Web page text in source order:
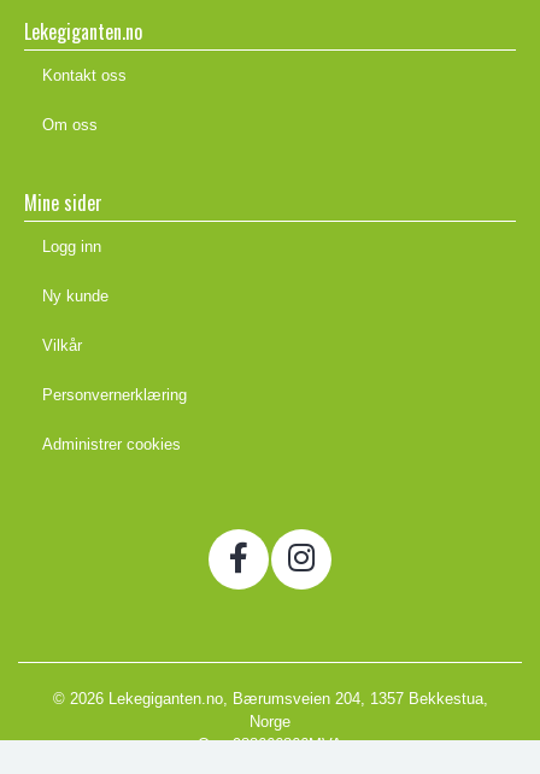
Lekegiganten.no
Kontakt oss
Om oss
Mine sider
Logg inn
Ny kunde
Vilkår
Personvernerklæring
Administrer cookies
© 2026 Lekegiganten.no, Bærumsveien 204, 1357 Bekkestua,
Norge
Org. 988666866MVA